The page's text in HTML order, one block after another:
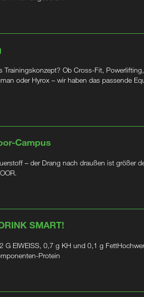
Trainingskonzept? Ob Cross-Fit, Powerlifting,
oder Hyrox – wir haben das passende
Campus
– der Drang nach draußen ist größer
SMART!
G EIWEISS, 0,7 g KH und 0,1 g
Protein